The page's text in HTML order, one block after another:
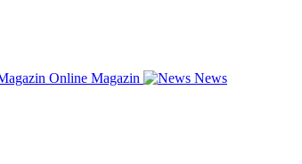
Online Magazin
News